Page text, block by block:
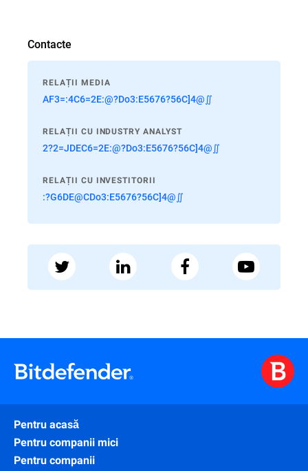
Contacte
RELAȚII MEDIA
AF3=:4C6=2E:@?Do3:E5676?56C]4@∬
RELAȚII CU INDUSTRY ANALYST
2?2=JDEC6=2E:@?Do3:E5676?56C]4@∬
RELAȚII CU INVESTITORII
:?G6DE@CDo3:E5676?56C]4@∬
Pentru acasă
Pentru companii mici
Pentru companii